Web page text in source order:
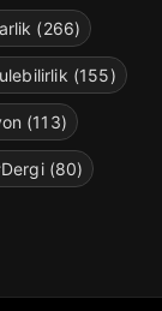
(266)
(155)
(113)
(80)